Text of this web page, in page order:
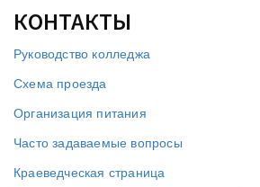
КОНТАКТЫ
Руководство колледжа
Схема проезда
Организация питания
Часто задаваемые вопросы
Краеведческая страница